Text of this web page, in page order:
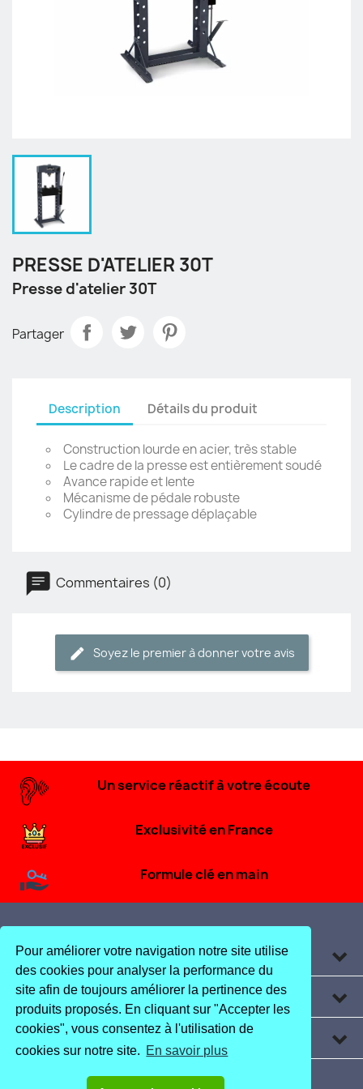
Pour améliorer votre navigation notre site utilise
des cookies pour analyser la performance du
site afin de toujours améliorer la pertinence des
produits proposés. En cliquant sur "Accepter les
cookies", vous consentez à l'utilisation de
cookies sur notre site. En savoir plus
PRESSE D'ATELIER 30T
Presse d'atelier 30T
Partager
Description Détails du produit
Construction lourde en acier, très stable
Le cadre de la presse est entièrement soudé
Avance rapide et lente
Mécanisme de pédale robuste
Cylindre de pressage déplaçable
Commentaires (0)
Soyez le premier à donner votre avis
Un service réactif à votre écoute
Exclusivité en France
Formule clé en main
Produits 
Informations 
Coordonnées keyboard_arrow_down